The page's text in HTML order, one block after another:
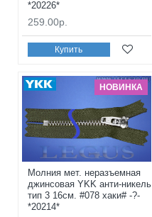
*20226*
259.00р.
Купить
НОВИНКА
Молния мет. неразъемная
джинсовая YKK анти-никель
тип 3 16см. #078 хаки# -?-
*20214*